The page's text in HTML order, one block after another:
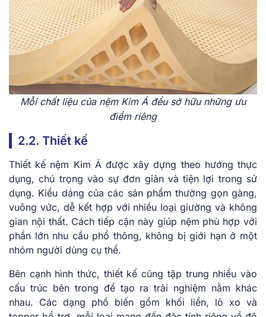
Mỗi chất liệu của nệm Kim Á đều sở hữu những ưu
điểm riêng
2.2. Thiết kế
Thiết kế nệm Kim Á được xây dựng theo hướng thực
dụng, chú trọng vào sự đơn giản và tiện lợi trong sử
dụng. Kiểu dáng của các sản phẩm thường gọn gàng,
vuông vức, dễ kết hợp với nhiều loại giường và không
gian nội thất. Cách tiếp cận này giúp nệm phù hợp với
phần lớn nhu cầu phổ thông, không bị giới hạn ở một
nhóm người dùng cụ thể.
Bên cạnh hình thức, thiết kế cũng tập trung nhiều vào
cấu trúc bên trong để tạo ra trải nghiệm nằm khác
nhau. Các dạng phổ biến gồm khối liền, lò xo và